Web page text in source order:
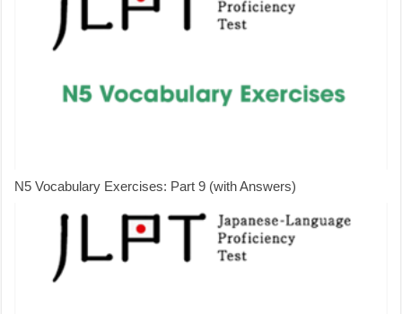
N5 Vocabulary Exercises: Part 9 (with Answers)